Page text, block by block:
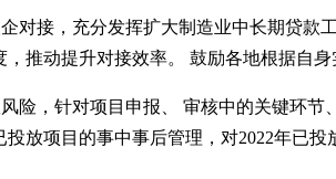
对接，充分发挥扩大制造业中长期贷
推动提升对接效率。 鼓励各地根据自
险，针对项目申报、 审核中的关键环
放项目的事中事后管理，对2022年已